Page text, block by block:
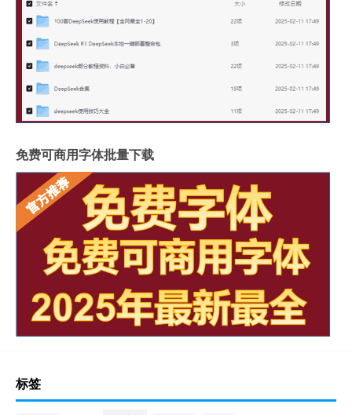
免费可商用字体批量下载
标签